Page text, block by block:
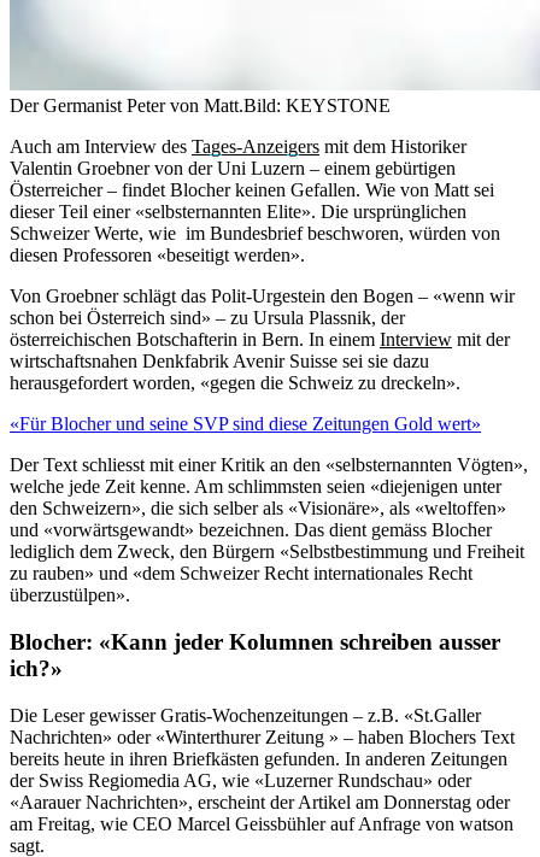
Der Germanist Peter von Matt.Bild: KEYSTONE
Auch am Interview des Tages-Anzeigers mit dem Historiker
Valentin Groebner von der Uni Luzern – einem gebürtigen
Österreicher – findet Blocher keinen Gefallen. Wie von Matt sei
dieser Teil einer «selbsternannten Elite». Die ursprünglichen
Schweizer Werte, wie im Bundesbrief beschworen, würden von
diesen Professoren «beseitigt werden».
Von Groebner schlägt das Polit-Urgestein den Bogen – «wenn wir
schon bei Österreich sind» – zu Ursula Plassnik, der
österreichischen Botschafterin in Bern. In einem Interview mit der
wirtschaftsnahen Denkfabrik Avenir Suisse sei sie dazu
herausgefordert worden, «gegen die Schweiz zu dreckeln».
«Für Blocher und seine SVP sind diese Zeitungen Gold wert»
Der Text schliesst mit einer Kritik an den «selbsternannten Vögten»,
welche jede Zeit kenne. Am schlimmsten seien «diejenigen unter
den Schweizern», die sich selber als «Visionäre», als «weltoffen»
und «vorwärtsgewandt» bezeichnen. Das dient gemäss Blocher
lediglich dem Zweck, den Bürgern «Selbstbestimmung und Freiheit
zu rauben» und «dem Schweizer Recht internationales Recht
überzustülpen».
Blocher: «Kann jeder Kolumnen schreiben ausser
ich?»
Die Leser gewisser Gratis-Wochenzeitungen – z.B. «St.Galler
Nachrichten» oder «Winterthurer Zeitung » – haben Blochers Text
bereits heute in ihren Briefkästen gefunden. In anderen Zeitungen
der Swiss Regiomedia AG, wie «Luzerner Rundschau» oder
«Aarauer Nachrichten», erscheint der Artikel am Donnerstag oder
am Freitag, wie CEO Marcel Geissbühler auf Anfrage von watson
sagt.